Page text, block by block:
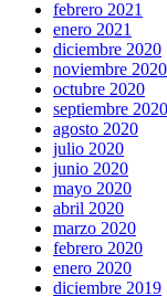
febrero 2021
enero 2021
diciembre 2020
noviembre 2020
octubre 2020
septiembre 2020
agosto 2020
julio 2020
junio 2020
mayo 2020
abril 2020
marzo 2020
febrero 2020
enero 2020
diciembre 2019